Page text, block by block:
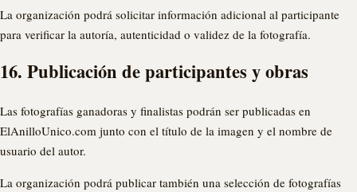
La organización podrá solicitar información adicional al participante
para verificar la autoría, autenticidad o validez de la fotografía.
16. Publicación de participantes y obras
Las fotografías ganadoras y finalistas podrán ser publicadas en
ElAnilloUnico.com junto con el título de la imagen y el nombre de
usuario del autor.
La organización podrá publicar también una selección de fotografías